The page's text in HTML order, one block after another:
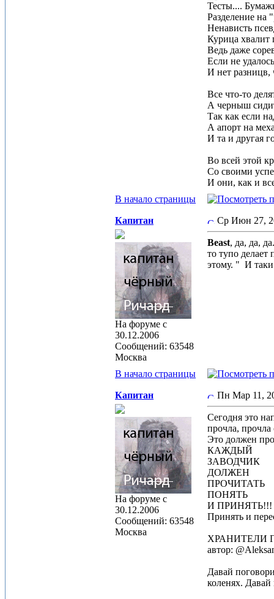
Тесты....
Разделение на
Ненависть
Курица хвалит
Ведь даже
Если не
И нет разницв,
Все что-то
А черныш
Так как если
А апорт на
И та и другая
Во всей этой
Со своими
И они, как и
В начало страницы
Капитан
На форуме с
30.12.2006
Сообщений: 63548
Москва
Ср Июн 27,
Beast, да, да,
то тупо
этому. " И
В начало страницы
Капитан
На форуме с
30.12.2006
Сообщений: 63548
Москва
Пн Мар 11,
Сегодня это
прочла, прочла
Это должен
КАЖДЫЙ
ЗАВОДЧИК
ДОЛЖЕН
ПРОЧИТАТЬ
ПОНЯТЬ
И ПРИНЯТЬ!!!
Принять и
ХРАНИТЕЛИ
автор:
Давай
коленях.